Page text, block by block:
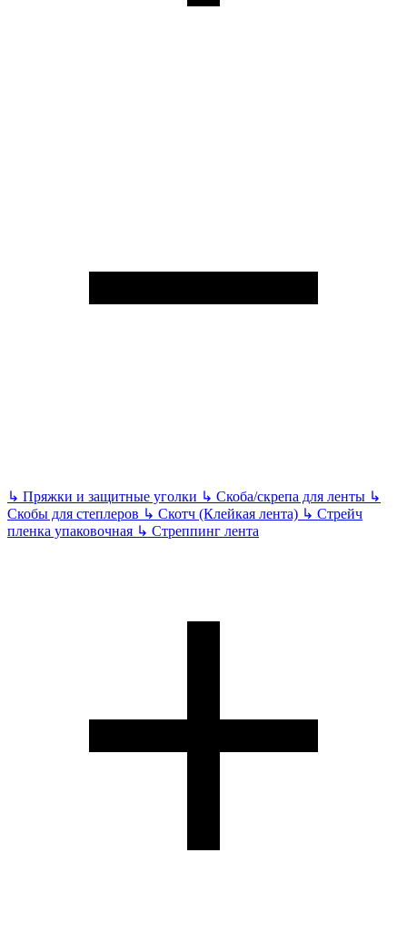
↳ Пряжки и защитные уголки ↳ Скоба/скрепа для ленты ↳
Скобы для степлеров ↳ Скотч (Клейкая лента) ↳ Стрейч
пленка упаковочная ↳ Стреппинг лента